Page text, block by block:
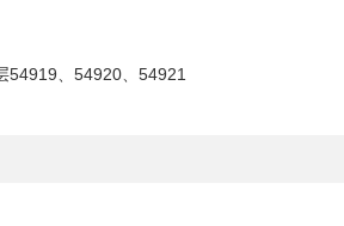
54919、54920、54921